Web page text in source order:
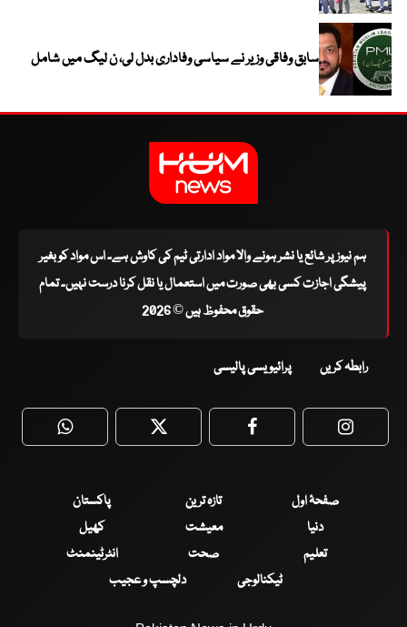
سابق وفاقی وزیر نے سیاسی وفاداری بدل لی، ن لیگ میں شامل
ہم نیوز پر شائع یا نشر ہونے والا مواد ادارتی ٹیم کی کاوش ہے۔ اس مواد کو بغیر
پیشگی اجازت کسی بھی صورت میں استعمال یا نقل کرنا درست نہیں۔ تمام
حقوق محفوظ ہیں © 2026
رابطہ کریں پرائیویسی پالیسی
WhatsApp Twitter Facebook
صفحۂ اول تازہ ترین
پاکستان
دنیا
معیشت
کھیل
تعلیم
صحت
انٹرٹینمنٹ
ٹیکنالوجی
دلچسپ و عجیب